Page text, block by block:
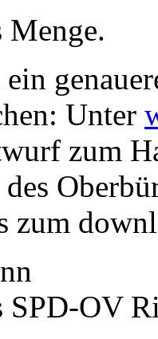
Menge.
Unter
zum
zum
SPD-OV